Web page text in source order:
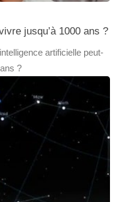
jusqu’à 1000 ans ?
artificielle peut-
?